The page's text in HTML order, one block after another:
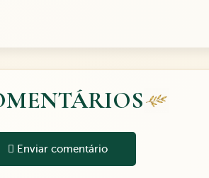
Enviar comentário